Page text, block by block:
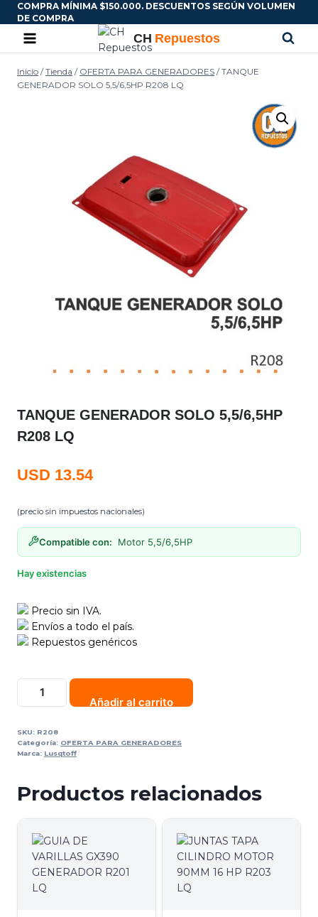
COMPRA MÍNIMA $150.000. DESCUENTOS SEGÚN VOLUMEN
DE COMPRA
Inicio / Tienda / OFERTA PARA GENERADORES / TANQUE
GENERADOR SOLO 5,5/6,5HP R208 LQ
TANQUE GENERADOR SOLO 5,5/6,5HP
R208 LQ
USD 13.54
(precio sin impuestos nacionales)
Compatible con: Motor 5,5/6,5HP
Hay existencias
Precio sin IVA.
Envíos a todo el país.
Repuestos genéricos
Añadir al carrito
SKU: R208
Categoría: OFERTA PARA GENERADORES
Marca: Lusqtoff
Productos relacionados